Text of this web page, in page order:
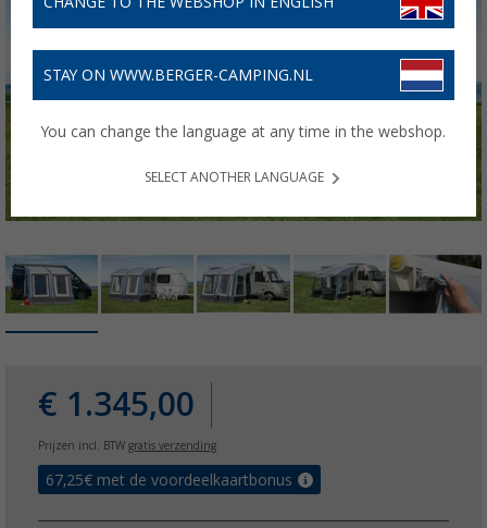
€ 1.345,00
Prijzen incl. BTW gratis verzending
67,25€ met de voordeelkaartbonus
STAY ON WWW.BERGER-CAMPING.NL
You can change the language at any time in the webshop.
SELECT ANOTHER LANGUAGE